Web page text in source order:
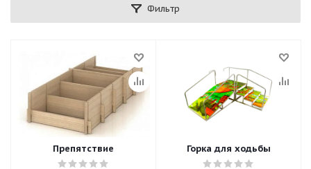
Фильтр
Препятствие Горка для ходьбы